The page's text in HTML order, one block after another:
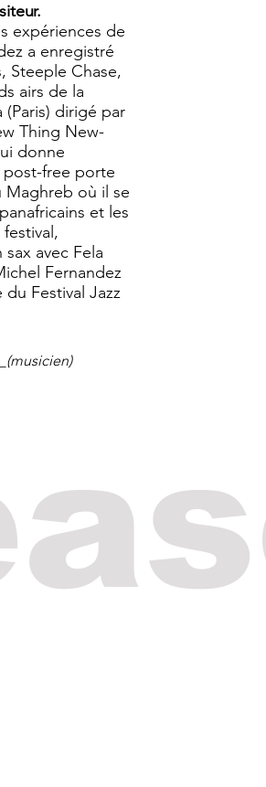
expériences de
a enregistré
Steeple Chase,
airs de la
dirigé par
Thing New-
donne
post-free porte
Maghreb où il se
et les
avec Fela
Fernandez
Festival Jazz